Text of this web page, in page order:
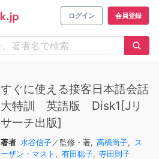
ログイン 会員登録
すぐに使える接客日本語会話
大特訓 英語版 Disk1[Jリ
サーチ出版]
著者 水谷信子／監修・著, 高橋尚子,
ス
ーザン・マスト , 有田聡子, 寺田則子